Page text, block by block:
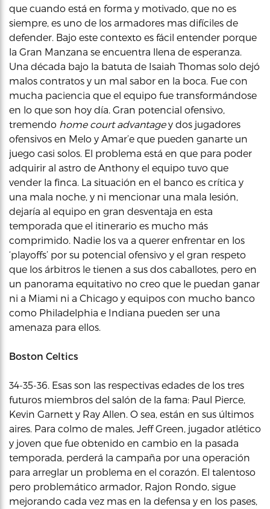
que cuando está en forma y motivado, que no es
siempre, es uno de los armadores mas difíciles de
defender. Bajo este contexto es fácil entender porque
la Gran Manzana se encuentra llena de esperanza.
Una década bajo la batuta de Isaiah Thomas solo dejó
malos contratos y un mal sabor en la boca. Fue con
mucha paciencia que el equipo fue transformándose
en lo que son hoy día. Gran potencial ofensivo,
tremendo home court advantagey dos jugadores
ofensivos en Melo y Amar’e que pueden ganarte un
juego casi solos. El problema está en que para poder
adquirir al astro de Anthony el equipo tuvo que
vender la finca. La situación en el banco es crítica y
una mala noche, y ni mencionar una mala lesión,
dejaría al equipo en gran desventaja en esta
temporada que el itinerario es mucho más
comprimido. Nadie los va a querer enfrentar en los
‘playoffs’ por su potencial ofensivo y el gran respeto
que los árbitros le tienen a sus dos caballotes, pero en
un panorama equitativo no creo que le puedan ganar
ni a Miami ni a Chicago y equipos con mucho banco
como Philadelphia e Indiana pueden ser una
amenaza para ellos.
Boston Celtics
34-35-36. Esas son las respectivas edades de los tres
futuros miembros del salón de la fama: Paul Pierce,
Kevin Garnett y Ray Allen. O sea, están en sus últimos
aires. Para colmo de males, Jeff Green, jugador atlético
y joven que fue obtenido en cambio en la pasada
temporada, perderá la campaña por una operación
para arreglar un problema en el corazón. El talentoso
pero problemático armador, Rajon Rondo, sigue
mejorando cada vez mas en la defensa y en los pases,